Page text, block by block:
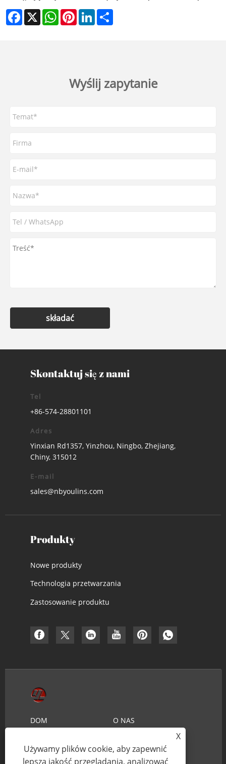
Facebook
X WhatsAppPinterestLinkedIn
Wyślij zapytanie
składać
Skontaktuj się z nami
Tel
+86-574-28801101
Adres
Yinxian Rd1357, Yinzhou, Ningbo, Zhejiang,
Chiny, 315012
E-mail
sales@nbyoulins.com
Produkty
Nowe produkty
Technologia przetwarzania
Zastosowanie produktu
DOM
O NAS
ŚCIĄGNIJ
WYŚLIJ ZAPYTANIE
X
Używamy plików cookie, aby zapewnić
lepszą jakość przeglądania, analizować